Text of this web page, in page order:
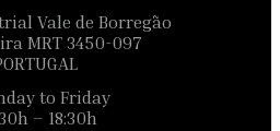
Vale de Borregão,
3450-097 Marmeleira MRT
to Friday
– 18:30h